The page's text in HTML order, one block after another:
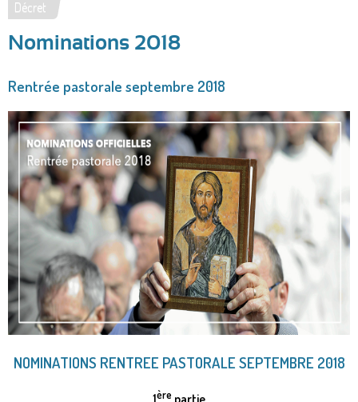
Vous
êtes
ici
Décret
Nominations 2018
Rentrée pastorale septembre 2018
NOMINATIONS RENTREE PASTORALE SEPTEMBRE 2018
1ère partie